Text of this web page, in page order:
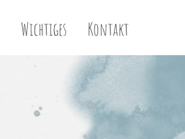
Wichtiges Kontakt